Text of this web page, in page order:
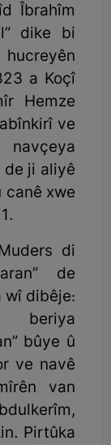
Îbrahîm
dike bi
a Koçî
Hemze
ve
de ji aliyê
canê xwe
di
de
wî dibêje:
beriya
bûye û
ve navê
van
Pirtûka